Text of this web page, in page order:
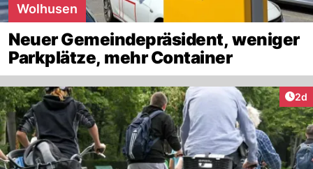
Wolhusen
Neuer Gemeindepräsident, weniger
Parkplätze, mehr Container
2d